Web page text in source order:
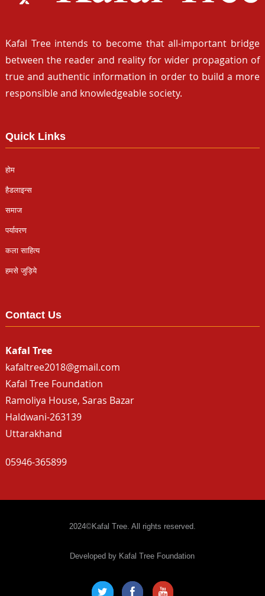
Kafal Tree intends to become that all-important bridge
between the reader and reality for wider propagation of
true and authentic information in order to build a more
responsible and knowledgeable society.
Quick Links
होम
हैडलाइन्स
समाज
पर्यावरण
कला साहित्य
हमसे जुड़िये
Contact Us
Kafal Tree
kafaltree2018@gmail.com
Kafal Tree Foundation
Ramoliya House, Saras Bazar
Haldwani-263139
Uttarakhand
05946-365899
2024©Kafal Tree. All rights reserved.
Developed by Kafal Tree Foundation